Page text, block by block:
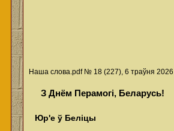
Наша слова.pdf № 18 (227), 6 траўня
З Днём Перамогі, Беларусь!
Юр'е ў Беліцы